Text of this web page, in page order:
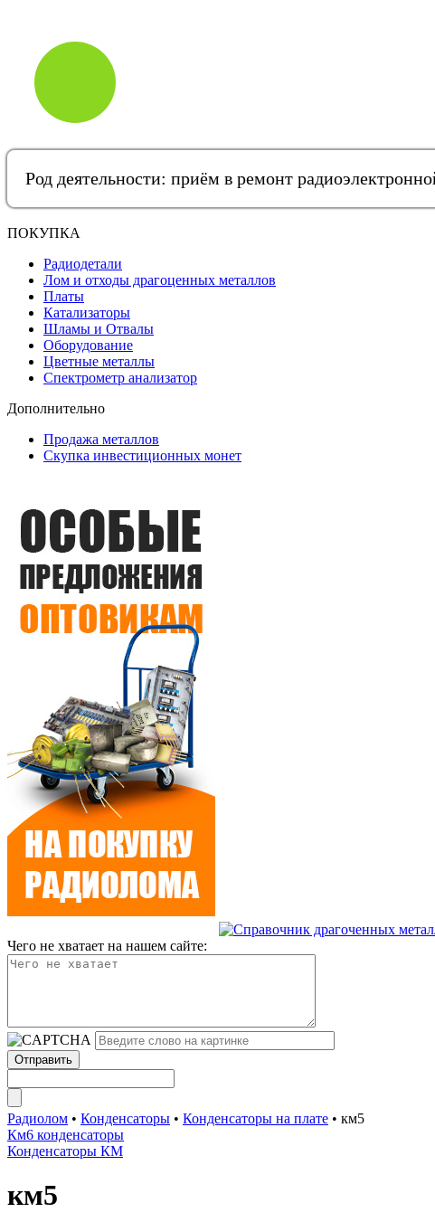
Род деятельности: приём в ремонт
ПОКУПКА
Радиодетали
Лом и отходы драгоценных металлов
Платы
Катализаторы
Шламы и Отвалы
Оборудование
Цветные металлы
Спектрометр анализатор
Дополнительно
Продажа металлов
Скупка инвестиционных монет
Чего не хватает на нашем сайте:
Радиолом • Конденсаторы • Конденсаторы на плате • км5
Км6 конденсаторы
Конденсаторы КМ
км5